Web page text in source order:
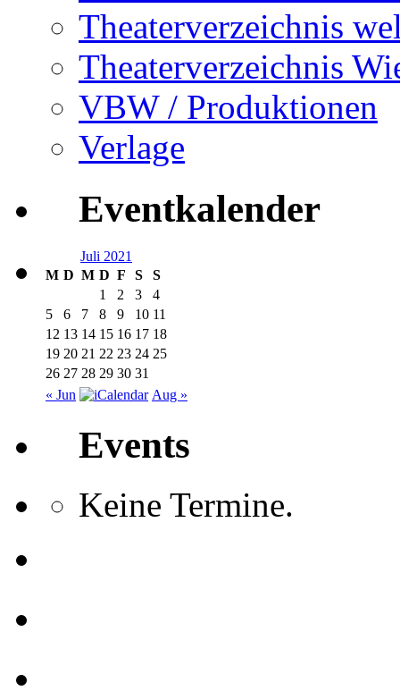
Theaterverzeichnis
Theaterverzeichnis
VBW / Produktionen
Verlage
Eventkalender
Juli 2021
M D M D F S
S
1
2 3
4
5
6 7 8 9 10 11
12 13 14 15 16 17 18
19 20 21 22 23 24 25
26 27 28 29 30 31
« Jun
Aug »
Events
Keine Termine.